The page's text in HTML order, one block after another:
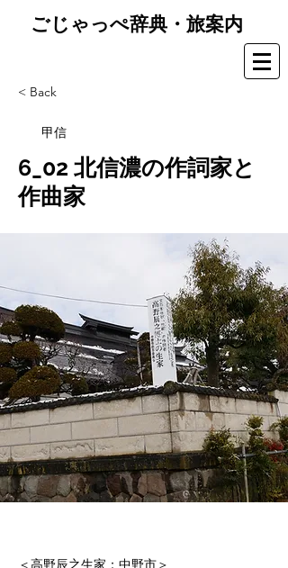
ごじゃっぺ辞典・旅案内
< Back
甲信
6_02 北信濃の作詞家と
作曲家